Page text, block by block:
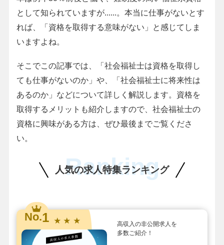
として知られていますが......。本当に仕事がないとす
れば、「資格を取得する意味がない」と感じてしま
いますよね。
そこでこの記事では、「社会福祉士は資格を取得し
ても仕事がないのか」や、「社会福祉士に将来性は
あるのか」などについて詳しく解説します。資格を
取得するメリットも紹介しますので、社会福祉士の
資格に興味がある方は、ぜひ最後までご覧くださ
い。
人気の求人特集ランキング
Ranking
No.1 ★ ★ ★
高収入の非公開求人を
多数ご紹介！